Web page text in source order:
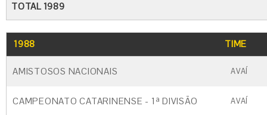
TOTAL 1989
1988 TIME
AMISTOSOS NACIONAIS AVAÍ
CAMPEONATO CATARINENSE - 1ª DIVISÃO AVAÍ